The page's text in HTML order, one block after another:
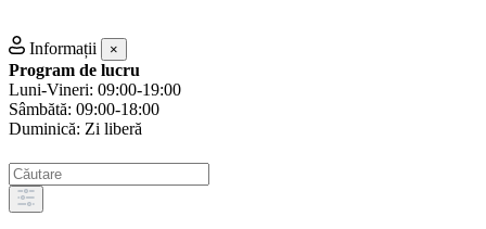
Informații ×
Program de lucru
Luni-Vineri: 09:00-19:00
Sâmbătă: 09:00-18:00
Duminică: Zi liberă